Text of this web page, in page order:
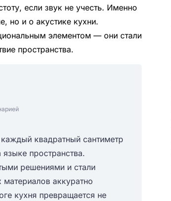
если звук не учесть. Именно
но и о акустике кухни.
элементом — они стали
пространства.
квадратный сантиметр
пространства.
решениями и стали
аккуратно
кухня превращается не